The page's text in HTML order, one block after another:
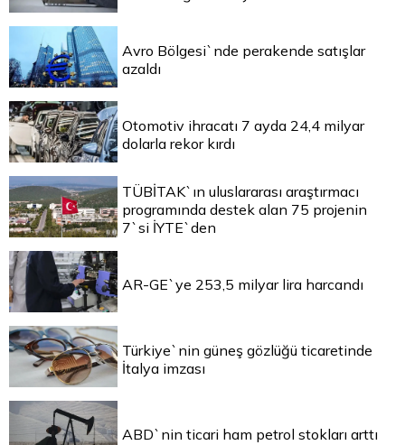
Avro Bölgesi`nde perakende satışlar
azaldı
Otomotiv ihracatı 7 ayda 24,4 milyar
dolarla rekor kırdı
TÜBİTAK`ın uluslararası araştırmacı
programında destek alan 75 projenin
7`si İYTE`den
AR-GE`ye 253,5 milyar lira harcandı
Türkiye`nin güneş gözlüğü ticaretinde
İtalya imzası
ABD`nin ticari ham petrol stokları arttı